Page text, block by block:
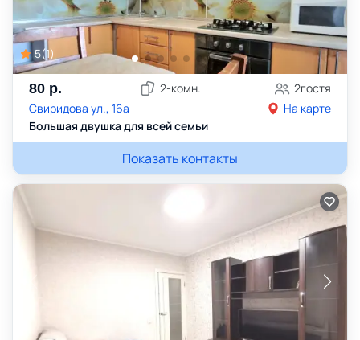
5(1)
80 р. 2-комн. 2гостя
Свиридова ул., 16а
На карте
Большая двушка для всей семьи
Показать контакты